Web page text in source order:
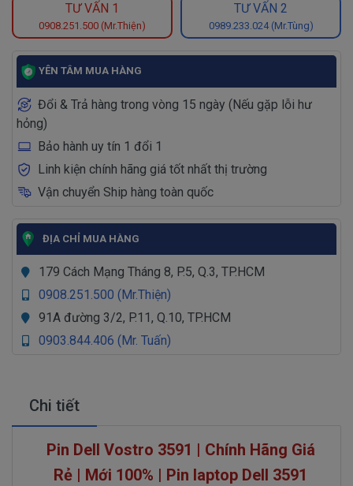
TƯ VẤN 1
0908.251.500 (Mr.Thiện)
TƯ VẤN 2
0989.233.024 (Mr.Tùng)
YÊN TÂM MUA HÀNG
Đổi & Trả hàng trong vòng 15 ngày (Nếu gặp lỗi hư
hỏng)
Bảo hành uy tín 1 đổi 1
Linh kiện chính hãng giá tốt nhất thị trường
Vận chuyển Ship hàng toàn quốc
ĐỊA CHỈ MUA HÀNG
179 Cách Mạng Tháng 8, P.5, Q.3, TP.HCM
0908.251.500 (Mr.Thiện)
91A đường 3/2, P.11, Q.10, TP.HCM
0903.844.406 (Mr. Tuấn)
Chi tiết
Pin Dell Vostro 3591 | Chính Hãng Giá
Rẻ | Mới 100% | Pin laptop Dell 3591